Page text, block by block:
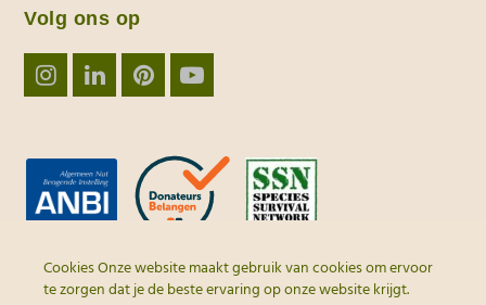
Volg ons op
Instagram
LinkedInPinterestYouTube
Cookies Onze website maakt gebruik van cookies om ervoor
te zorgen dat je de beste ervaring op onze website krijgt.